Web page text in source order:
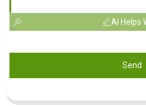
AI Helps
Send